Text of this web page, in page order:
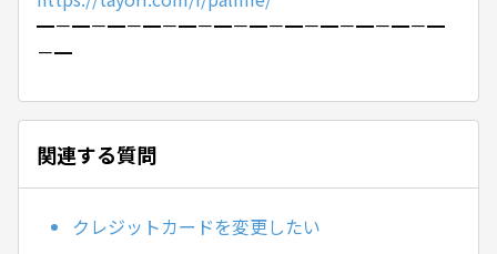
━－━－━－━－━－━－━－━－━－━－━－━
－━
関連する質問
クレジットカードを変更したい